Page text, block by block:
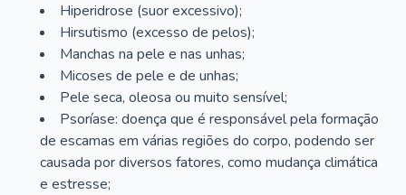
Hiperidrose (suor excessivo);
Hirsutismo (excesso de pelos);
Manchas na pele e nas unhas;
Micoses de pele e de unhas;
Pele seca, oleosa ou muito sensível;
Psoríase: doença que é responsável pela formação
de escamas em várias regiões do corpo, podendo ser
causada por diversos fatores, como mudança climática
e estresse;